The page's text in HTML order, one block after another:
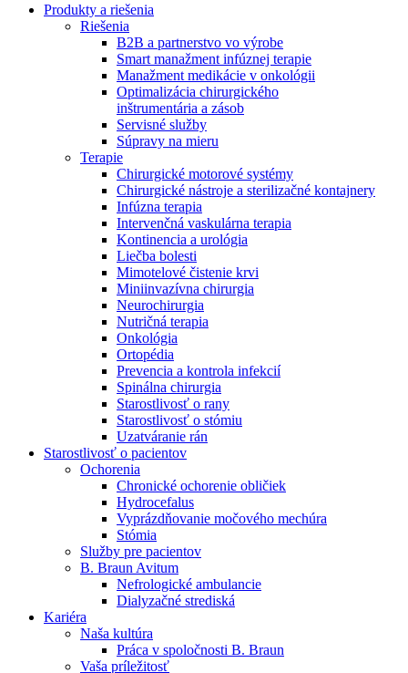
Produktový katalóg​
Objavte naše produkty. ​Navštívte produktový katalóg B.
Braun​ s našim kompletným produktovým portfóliom.​
Nefrologické ambulancie
V nefrologických ambulanciách prevádzkujeme poradenstvo
a prípravu pacientov k jednotlivým metódam náhrady funkcie
obličiek. Zvoľte si mesto, ktoré potrebujete a navštívte nás.
Zostaňte v dialógu s B. Braun. Kontaktujte nás.
Produkty a riešenia
Riešenia
B2B a partnerstvo vo výrobe
Smart manažment infúznej terapie
Manažment medikácie v onkológii
Optimalizácia chirurgického
inštrumentária a zásob
Servisné služby
Súpravy na mieru
Terapie
Chirurgické motorové systémy
Chirurgické nástroje a sterilizačné kontajnery
Infúzna terapia
Intervenčná vaskulárna terapia
Kontinencia a urológia
Liečba bolesti
Mimotelové čistenie krvi
Miniinvazívna chirurgia
Neurochirurgia
Nutričná terapia
Onkológia
Ortopédia
Prevencia a kontrola infekcií
Spinálna chirurgia
Starostlivosť o rany
Starostlivosť o stómiu
Uzatváranie rán
Starostlivosť o pacientov
Ochorenia
Chronické ochorenie obličiek
Hydrocefalus
Vyprázdňovanie močového mechúra
Stómia
Služby pre pacientov
B. Braun Avitum
Nefrologické ambulancie
Dialyzačné strediská
Kariéra
Naša kultúra
Práca v spoločnosti B. Braun
Vaša príležitosť